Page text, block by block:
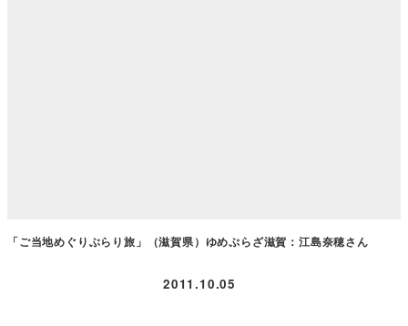
「ご当地めぐりぶらり旅」（滋賀県）ゆめぷらざ滋賀：江島奈穂さん
2011.10.05